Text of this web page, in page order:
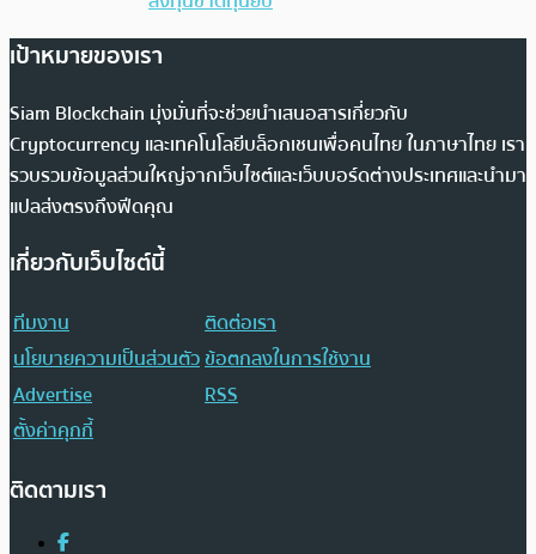
เป้าหมายของเรา
Siam Blockchain มุ่งมั่นที่จะช่วยนำเสนอสารเกี่ยวกับ
Cryptocurrency และเทคโนโลยีบล็อกเชนเพื่อคนไทย ในภาษาไทย เรา
รวบรวมข้อมูลส่วนใหญ่จากเว็บไซต์และเว็บบอร์ดต่างประเทศและนำมา
แปลส่งตรงถึงฟีดคุณ
เกี่ยวกับเว็บไซต์นี้
ทีมงาน
ติดต่อเรา
นโยบายความเป็นส่วนตัวข้อตกลงในการใช้งาน
Advertise
RSS
ตั้งค่าคุกกี้
ติดตามเรา